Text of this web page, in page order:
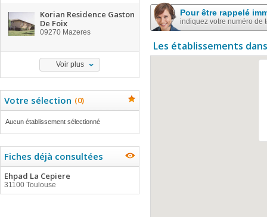
Korian Residence Gaston
De Foix
09270 Mazeres
Voir plus
Votre sélection (0)
Aucun établissement sélectionné
Fiches déjà consultées
Ehpad La Cepiere
31100 Toulouse
Pour être rappelé
indiquez votre numéro de
Les établissements